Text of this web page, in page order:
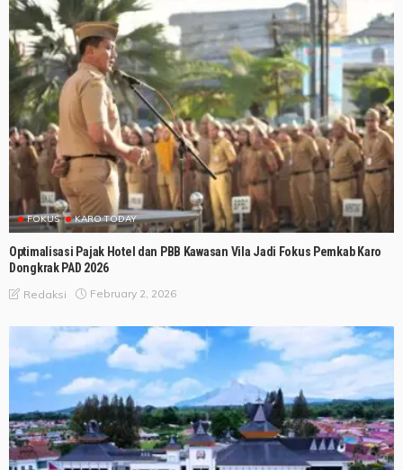
FOKUS KARO TODAY
Optimalisasi Pajak Hotel dan PBB Kawasan Vila Jadi Fokus Pemkab Karo
Dongkrak PAD 2026
Redaksi February 2, 2026